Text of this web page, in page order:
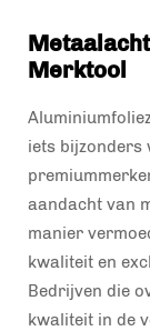
Merktool
iets bijzonders
aandacht van
manier
kwaliteit en
Bedrijven die
kwaliteit in de